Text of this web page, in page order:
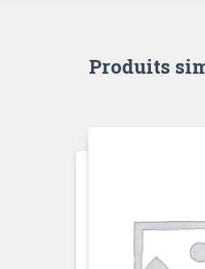
Produits